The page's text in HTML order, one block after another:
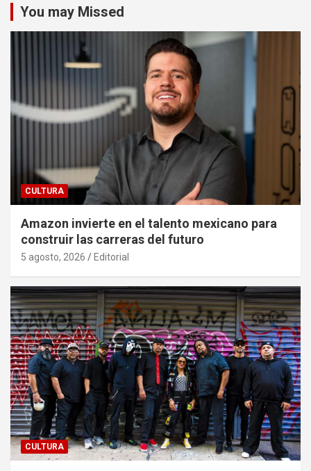
You may Missed
CULTURA
Amazon invierte en el talento mexicano para
construir las carreras del futuro
5 agosto, 2026 Editorial
CULTURA